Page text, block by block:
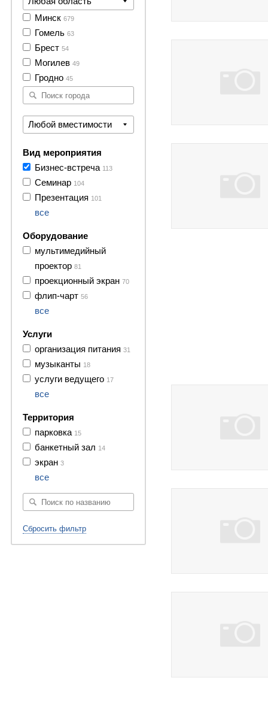
Минск 679
Гомель 63
Брест 54
Могилев 49
Гродно 45
Любой вместимости
Вид мероприятия
Бизнес-встреча 113
Семинар 104
Презентация 101
все
Оборудование
мультимедийный
проектор 81
проекционный экран 70
флип-чарт 56
все
Услуги
организация питания 31
музыканты 18
услуги ведущего 17
все
Территория
парковка 15
банкетный зал 14
экран 3
все
Сбросить фильтр